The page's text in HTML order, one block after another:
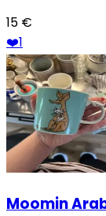
15 €
❤️1
Moomin